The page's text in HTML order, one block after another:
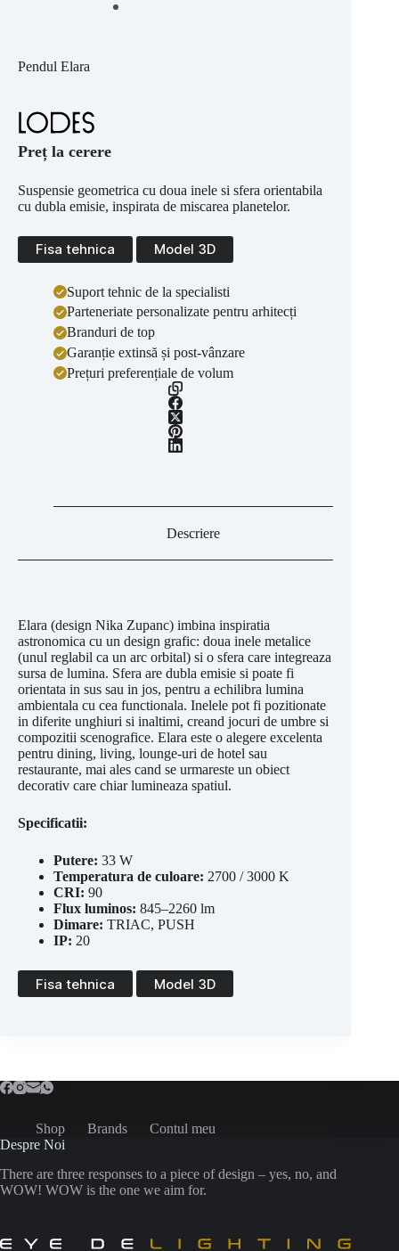
Pendul Elara
Preț la cerere
Suspensie geometrica cu doua inele si sfera orientabila
cu dubla emisie, inspirata de miscarea planetelor.
Fisa tehnica Model 3D
Suport tehnic de la specialisti
Parteneriate personalizate pentru arhitecți
Branduri de top
Garanție extinsă și post-vânzare
Prețuri preferențiale de volum
Descriere
Elara (design Nika Zupanc) imbina inspiratia
astronomica cu un design grafic: doua inele metalice
(unul reglabil ca un arc orbital) si o sfera care integreaza
sursa de lumina. Sfera are dubla emisie si poate fi
orientata in sus sau in jos, pentru a echilibra lumina
ambientala cu cea functionala. Inelele pot fi pozitionate
in diferite unghiuri si inaltimi, creand jocuri de umbre si
compozitii scenografice. Elara este o alegere excelenta
pentru dining, living, lounge-uri de hotel sau
restaurante, mai ales cand se urmareste un obiect
decorativ care chiar lumineaza spatiul.
Specificatii:
Putere: 33 W
Temperatura de culoare: 2700 / 3000 K
CRI: 90
Flux luminos: 845–2260 lm
Dimare: TRIAC, PUSH
IP: 20
Fisa tehnica Model 3D
Shop Brands
Contul meu
Despre Noi
There are three responses to a piece of design – yes, no, and
WOW! WOW is the one we aim for.